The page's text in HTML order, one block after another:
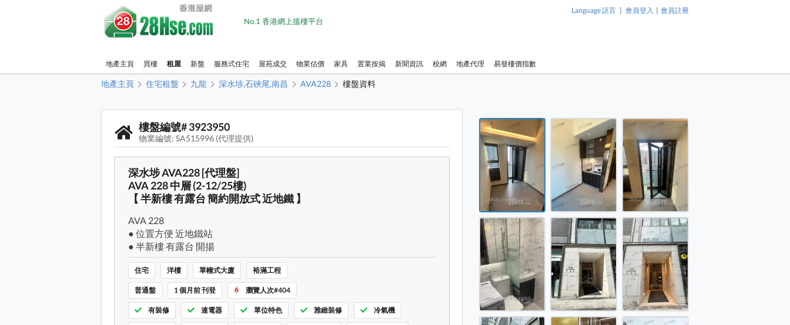
No.1 香港網上搵樓平台
Language 語言 | 會員登入 | 會員註冊
地產主頁 買樓 租屋 新盤 服務式住宅 屋苑成交 物業估價 家具 置業按揭 新聞資訊 校網 地產代理 易發樓價指數
地產主頁 住宅租盤 九龍 深水埗,石硤尾,南昌 AVA228 樓盤資料
樓盤編號# 3923950
物業編號: SA515996 (代理提供)
深水埗 AVA228 [代理盤]
AVA 228 中層 (2-12/25樓)
【 半新樓 有露台 簡約開放式 近地鐵 】
AVA 228
● 位置方便 近地鐵站
● 半新樓 有露台 開揚
住宅 洋樓 單幢式大廈 裕滿工程
普通盤 1 個月前 刊登 瀏覽人次#404
有裝修 連電器 單位特色 雅緻裝修 冷氣機
AVA228 租盤 開放式間隔 , 1 浴室 151 平方呎
AVA228 租盤 開放式間隔 , 1 浴室 151 平方呎
AVA228 租盤 開放式間隔 , 1 浴室 151 平方呎
AVA228 租盤 開放式間隔 , 1 浴室 151 平方呎
AVA228 租盤 開放式間隔 , 1 浴室 151 平方呎
AVA228 租盤 開放式間隔 , 1 浴室 151 平方呎
AVA228 租盤 開放式間隔 , 1 浴室 151 平方呎
AVA228 租盤 開放式間隔 , 1 浴室 151 平方呎
AVA228 租盤 開放式間隔 , 1 浴室 151 平方呎
AVA228 租盤 開放式間隔 , 1 浴
室 151 平方呎